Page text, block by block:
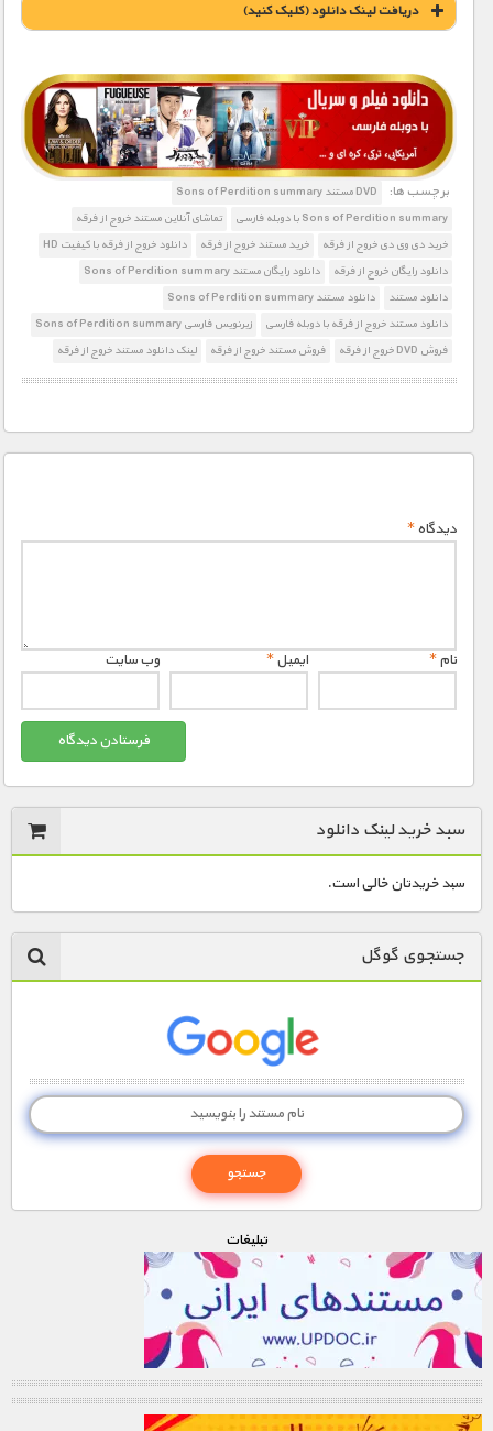
دریافت لينک دانلود (کليک کنيد)
1900 تومان – خريد لينک دانلود (افزودن به سبد خريد)
برچسب ها:
DVD مستند Sons of Perdition summary
Sons of Perdition summary با دوبله فارسی
تماشای آنلاین مستند خروج از فرقه
خرید دی وی دی خروج از فرقه
خرید مستند خروج از فرقه
دانلود خروج از فرقه با کیفیت HD
دانلود رایگان خروج از فرقه
دانلود رایگان مستند Sons of Perdition summary
دانلود مستند
دانلود مستند Sons of Perdition summary
دانلود مستند خروج از فرقه با دوبله فارسی
زیرنویس فارسی Sons of Perdition summary
فروش DVD خروج از فرقه
فروش مستند خروج از فرقه لینک دانلود مستند خروج از فرقه
دیدگاه*
نام* ایمیل* وب‌ سایت
سبد خرید لینک دانلود
سبد خریدتان خالی است.
جستجوی گوگل
تبليغات